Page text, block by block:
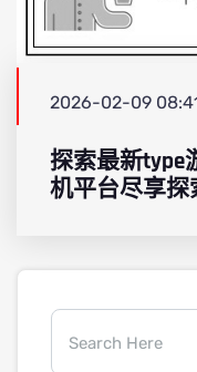
2026-02-09
探索最新type
机平台尽享探